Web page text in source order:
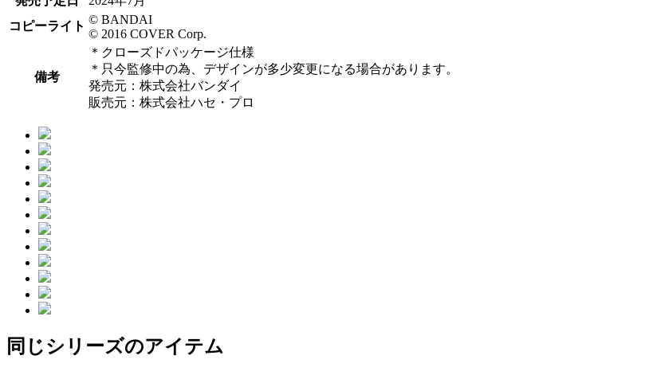
コピーライト © BANDAI
© 2016 COVER Corp.
備考
＊クローズドパッケージ仕様
＊只今監修中の為、デザインが多少変更になる場合があります。
発売元：株式会社バンダイ
販売元：株式会社ハセ・プロ
同じシリーズのアイテム